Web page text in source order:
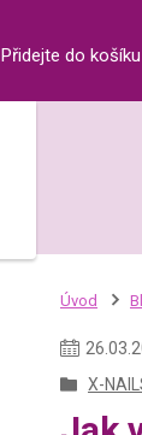
Přidejte do
Úvod
26 03
X-